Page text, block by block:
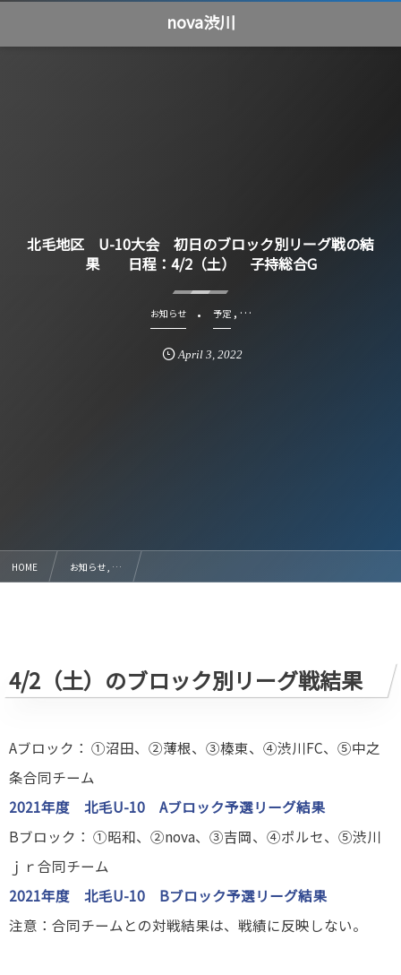
nova渋川
北毛地区 U-10大会 初日のブロック別リーグ戦の結
果 日程：4/2（土） 子持総合G
お知らせ 予定, …
April 3 2022
HOME お知らせ , …
4/2（土）のブロック別リーグ戦結果
Aブロック： ①沼田、②薄根、③榛東、④渋川FC、⑤中之
条合同チーム
2021年度 北毛U-10 Aブロック予選リーグ結果
Bブロック： ①昭和、②nova、③吉岡、④ポルセ、⑤渋川
ｊｒ合同チーム
2021年度 北毛U-10 Bブロック予選リーグ結果
注意：合同チームとの対戦結果は、戦績に反映しない。